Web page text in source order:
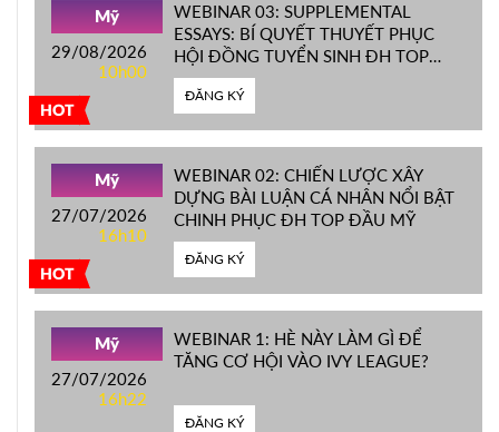
HOT
Mỹ
29/08/2026
10h00
WEBINAR 03: SUPPLEMENTAL
ESSAYS: BÍ QUYẾT THUYẾT PHỤC
HỘI ĐỒNG TUYỂN SINH ĐH TOP
ĐẦU MỸ
ĐĂNG KÝ
HOT
Mỹ
27/07/2026
16h10
WEBINAR 02: CHIẾN LƯỢC XÂY
DỰNG BÀI LUẬN CÁ NHÂN NỔI BẬT
CHINH PHỤC ĐH TOP ĐẦU MỸ
ĐĂNG KÝ
Mỹ
27/07/2026
16h22
WEBINAR 1: HÈ NÀY LÀM GÌ ĐỂ
TĂNG CƠ HỘI VÀO IVY LEAGUE?
ĐĂNG KÝ